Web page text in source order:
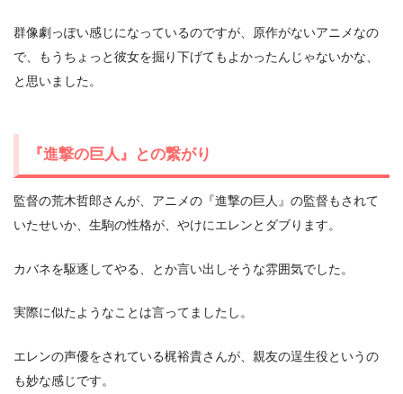
群像劇っぽい感じになっているのですが、原作がないアニメなの
で、もうちょっと彼女を掘り下げてもよかったんじゃないかな、
と思いました。
『進撃の巨人』との繋がり
監督の荒木哲郎さんが、アニメの『進撃の巨人』の監督もされて
いたせいか、生駒の性格が、やけにエレンとダブります。
カバネを駆逐してやる、とか言い出しそうな雰囲気でした。
実際に似たようなことは言ってましたし。
エレンの声優をされている梶裕貴さんが、親友の逞生役というの
も妙な感じです。